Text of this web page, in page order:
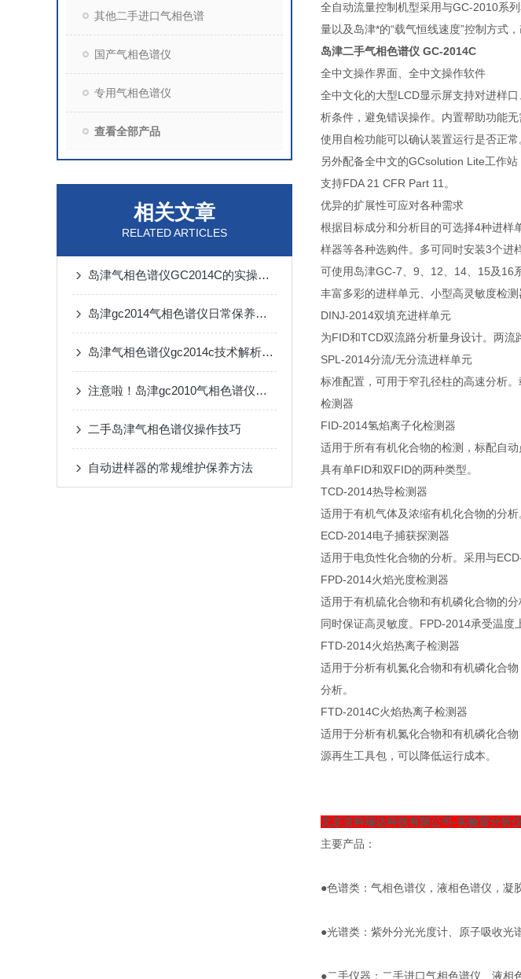
其他二手进口气相色谱
国产气相色谱仪
专用气相色谱仪
查看全部产品
相关文章
RELATED ARTICLES
岛津气相色谱仪GC2014C的实操优势与行业检测落地应用
岛津gc2014气相色谱仪日常保养要点及故障自诊断系统使用技巧
岛津气相色谱仪gc2014c技术解析与应用
注意啦！岛津gc2010气相色谱仪的优点及注意事项
二手岛津气相色谱仪操作技巧
自动进样器的常规维护保养方法
全自动流量控制机型采用与GC-2010系
量以及岛津*的“载气恒线速度”控制方式
岛津二手气相色谱仪 GC-2014C
全中文操作界面、全中文操作软件
全中文化的大型LCD显示屏支持对进样
析条件，避免错误操作。内置帮助功能无
使用自检功能可以确认装置运行是否正常
另外配备全中文的GCsolution Lite工作
支持FDA 21 CFR Part 11。
优异的扩展性可应对各种需求
根据目标成分和分析目的可选择4种进样
样器等各种选购件。多可同时安装3个进
可使用岛津GC-7、9、12、14、15及16
丰富多彩的进样单元、小型高灵敏度检测
DINJ-2014双填充进样单元
为FID和TCD双流路分析量身设计。两流
SPL-2014分流/无分流进样单元
标准配置，可用于窄孔径柱的高速分析
检测器
FID-2014氢焰离子化检测器
适用于所有有机化合物的检测，标配自
具有单FID和双FID的两种类型。
TCD-2014热导检测器
适用于有机气体及浓缩有机化合物的分
ECD-2014电子捕获探测器
适用于电负性化合物的分析。采用与
FPD-2014火焰光度检测器
适用于有机硫化合物和有机磷化合物的
同时保证高灵敏度。FPD-2014承受温度
FTD-2014火焰热离子检测器
适用于分析有机氮化合物和有机磷化合
分析。
FTD-2014C火焰热离子检测器
适用于分析有机氮化合物和有机磷化合
源再生工具包，可以降低运行成本。
北京京科瑞达科技有限公司-实验室分析
主要产品：
●色谱类：气相色谱仪，液相色谱仪，凝
●光谱类：紫外分光光度计、原子吸收光
●二手仪器：二手进口气相色谱仪、液相